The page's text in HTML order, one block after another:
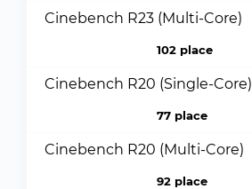
Cinebench R23 (Multi-Core)
102 place
Cinebench R20 (Single-Core)
77 place
Cinebench R20 (Multi-Core)
92 place